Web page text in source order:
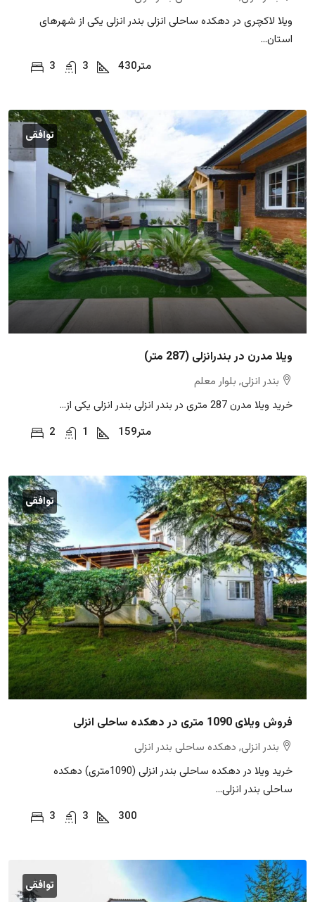
ویلا لاکچری در دهکده ساحلی انزلی بندر انزلی یکی از شهرهای
استان...
3
3 430متر
توافقی
ویلا مدرن در بندرانزلی (287 متر)
بندر انزلی, بلوار معلم
خرید ویلا مدرن 287 متری در بندر انزلی بندر انزلی یکی از...
2
1 159متر
توافقی
فروش ویلای 1090 متری در دهکده ساحلی انزلی
بندر انزلی, دهکده ساحلی بندر انزلی
خرید ویلا در دهکده ساحلی بندر انزلی (1090متری) دهکده
ساحلی بندر انزلی...
3
3 300
توافقی